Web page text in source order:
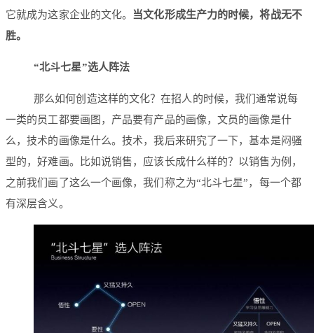
它就成为这家企业的文化。
当文化形成生产力的时候，将战无不
胜。
“北斗七星”选人阵法
那么如何创造这样的文化？在招人的时候，我们通常说每
一类的员工都要画图，产品要有产品的画像，文员的画像是什
么，技术的画像是什么。技术，我后来研究了一下，基本是闷骚
型的，好难画。比如说销售，应该长成什么样的？以销售为例，
之前我们画了这么一个画像，我们称之为“北斗七星”，每一个都
有深层含义。